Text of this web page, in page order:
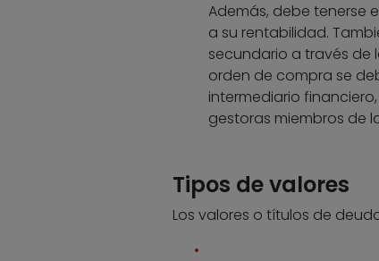
Además, debe tenerse
a su rentabilidad.
secundario a través de
orden de compra se
intermediario
gestoras miembros de
Tipos de valores
Los valores o títulos de